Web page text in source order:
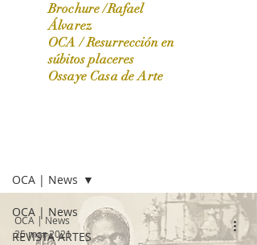
OCA|News 31 / Marzo-Abril / 2024
Brochure /Rafael
Álvarez
OCA /Resurrección en
súbitos placeres
Ossaye Casa de Arte
OCA | News
REVISTA ARTES
OCA | News
OCA | News
25 mar 2021